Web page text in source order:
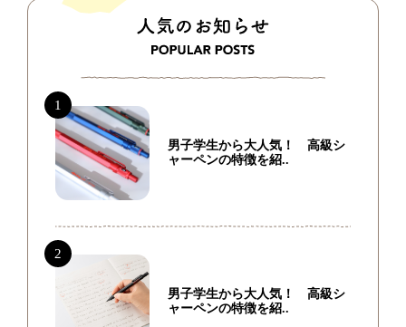
男子学生から大人気！ 高級シ
ャーペンの特徴を紹..
男子学生から大人気！ 高級シ
ャーペンの特徴を紹..